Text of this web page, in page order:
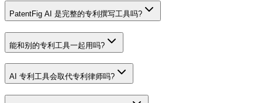
PatentFig AI 是完整的专利撰写工具吗?
能和别的专利工具一起用吗?
AI 专利工具会取代专利律师吗?